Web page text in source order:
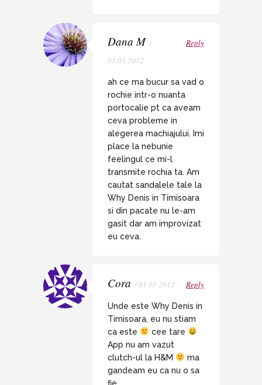
Dana M /
01.05.2012
Reply
ah ce ma bucur sa vad o
rochie intr-o nuanta
portocalie pt ca aveam
ceva probleme in
alegerea machiajului. Imi
place la nebunie
feelingul ce mi-l
transmite rochia ta. Am
cautat sandalele tale la
Why Denis in Timisoara
si din pacate nu le-am
gasit dar am improvizat
eu ceva.
Cora / 01.05.2012 Reply
Unde este Why Denis in
Timisoara, eu nu stiam
ca este
cee tare
App nu am vazut
clutch-ul la H&M
ma
gandeam eu ca nu o sa